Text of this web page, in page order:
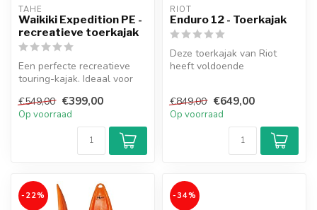
TAHE
Waikiki Expedition PE -
recreatieve toerkajak
Een perfecte recreatieve
touring-kajak. Ideaal voor
kinde...
€549,00 €399,00
Op voorraad
RIOT
Enduro 12 - Toerkajak
Deze toerkajak van Riot
heeft voldoende
€849,00 €649,00
Op voorraad
-22% -34%